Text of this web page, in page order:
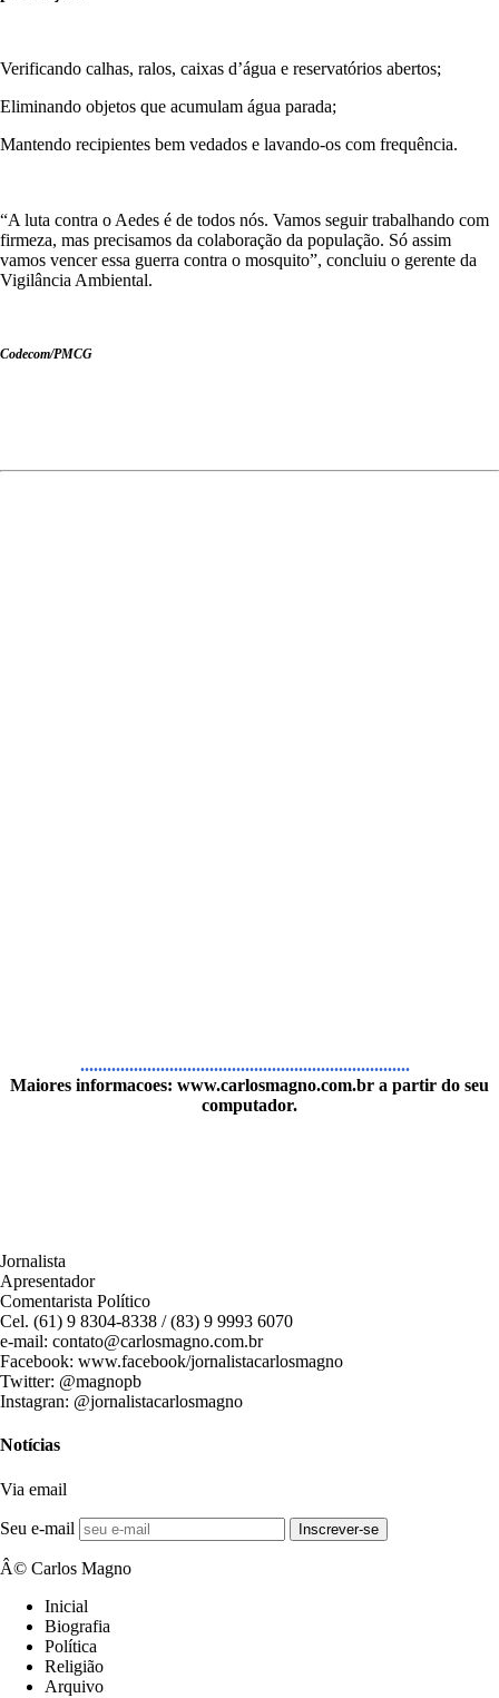
Verificando calhas, ralos, caixas d’água e reservatórios abertos;
Eliminando objetos que acumulam água parada;
Mantendo recipientes bem vedados e lavando-os com frequência.
“A luta contra o Aedes é de todos nós. Vamos seguir trabalhando com
firmeza, mas precisamos da colaboração da população. Só assim
vamos vencer essa guerra contra o mosquito”, concluiu o gerente da
Vigilância Ambiental.
Codecom/PMCG
..........................................................................
Maiores informacoes: www.carlosmagno.com.br a partir do seu
computador.
Jornalista
Apresentador
Comentarista Político
Cel. (61) 9 8304-8338 / (83) 9 9993 6070
e-mail: contato@carlosmagno.com.br
Facebook: www.facebook/jornalistacarlosmagno
Twitter: @magnopb
Instagran: @jornalistacarlosmagno
Notícias
Via email
Seu e-mail Inscrever-se
Â© Carlos Magno
Inicial
Biografia
Política
Religião
Arquivo